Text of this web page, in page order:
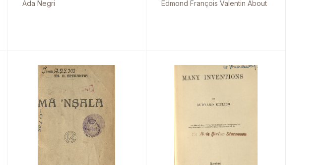
Ada Negri Edmond François Valentin About